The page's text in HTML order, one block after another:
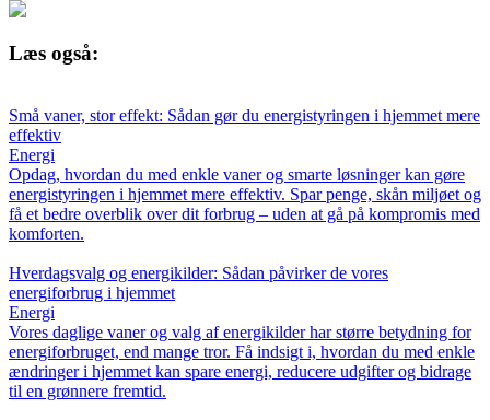
Læs også:
Små vaner, stor effekt: Sådan gør du energistyringen i hjemmet mere
effektiv
Energi
Opdag, hvordan du med enkle vaner og smarte løsninger kan gøre
energistyringen i hjemmet mere effektiv. Spar penge, skån miljøet og
få et bedre overblik over dit forbrug – uden at gå på kompromis med
komforten.
Hverdagsvalg og energikilder: Sådan påvirker de vores
energiforbrug i hjemmet
Energi
Vores daglige vaner og valg af energikilder har større betydning for
energiforbruget, end mange tror. Få indsigt i, hvordan du med enkle
ændringer i hjemmet kan spare energi, reducere udgifter og bidrage
til en grønnere fremtid.